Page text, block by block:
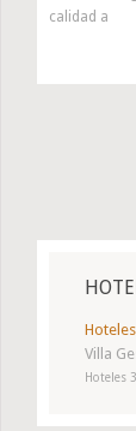
calidad a
Villa
Hoteles